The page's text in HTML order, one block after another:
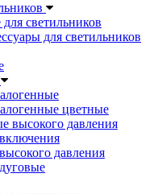
светильников
для светильников
цветные
высокого давления
давления